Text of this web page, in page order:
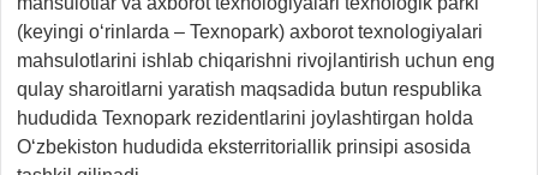
(keyingi o‘rinlarda – Texnopark) axborot texnologiyalari
mahsulotlarini ishlab chiqarishni rivojlantirish uchun eng
qulay sharoitlarni yaratish maqsadida butun respublika
hududida Texnopark rezidentlarini joylashtirgan holda
O‘zbekiston hududida eksterritoriallik prinsipi asosida